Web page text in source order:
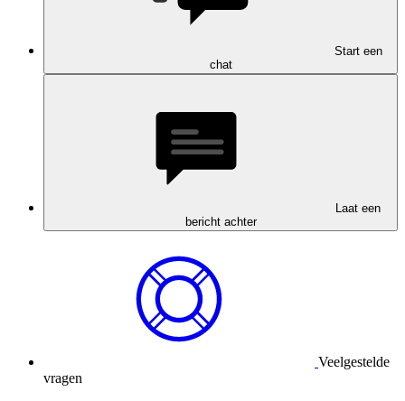
Start een
chat
Laat een
bericht achter
Veelgestelde
vragen